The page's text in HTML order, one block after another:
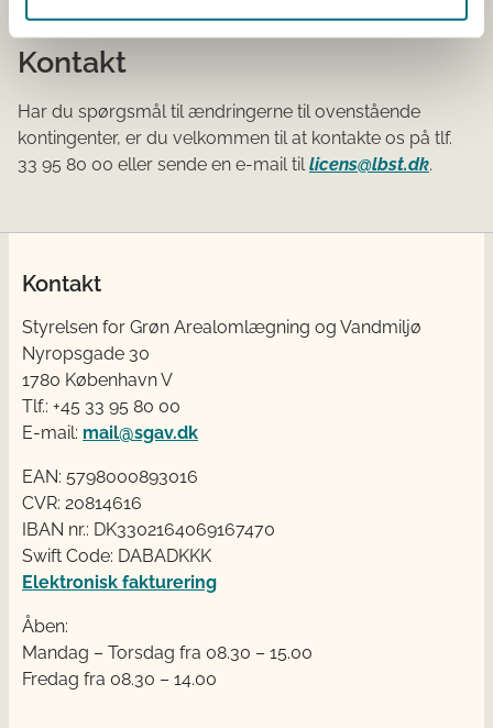
Kontakt
Har du spørgsmål til ændringerne til ovenstående
kontingenter, er du velkommen til at kontakte os på tlf.
33 95 80 00 eller sende en e-mail tillicens@lbst.dk.
Kontakt
Styrelsen for Grøn Arealomlægning og Vandmiljø
Nyropsgade 30
1780 København V
Tlf.: +45 33 95 80 00
E-mail: mail@sgav.dk
EAN: 5798000893016
CVR: 20814616
IBAN nr.: DK3302164069167470
Swift Code: DABADKKK
Elektronisk fakturering
Åben:
Mandag – Torsdag fra 08.30 – 15.00
Fredag fra 08.30 – 14.00